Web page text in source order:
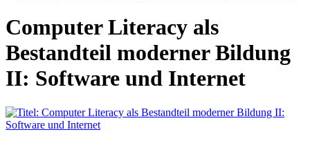
Computer Literacy als
Bestandteil moderner Bildung
II: Software und Internet